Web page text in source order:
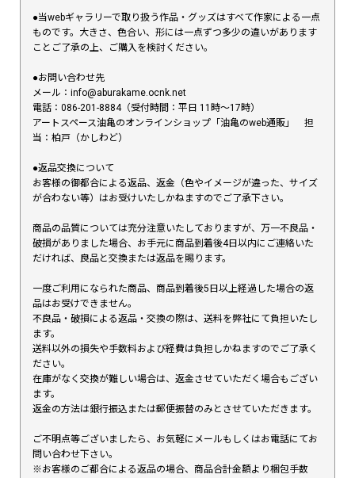
●当webギャラリーで取り扱う作品・グッズはすべて作家による一点
ものです。大きさ、色合い、形には一点ずつ多少の違いがあります
ことご了承の上、ご購入を検討ください。
●お問い合わせ先
メール：info@aburakame.ocnk.net
電話：086-201-8884（受付時間：平日 11時〜17時）
アートスペース油亀のオンラインショップ「油亀のweb通販」 担
当：柏戸（かしわど）
●返品交換について
お客様の御都合による返品、返金（色やイメージが違った、サイズ
が合わない等）はお受けいたしかねますのでご了承下さい。
商品の品質については充分注意いたしておりますが、万一不良品・
破損がありました場合、お手元に商品到着後4日以内にご連絡いた
だければ、良品と交換または返品を賜ります。
一度ご利用になられた商品、商品到着後5日以上経過した場合の返
品はお受けできません。
不良品・破損による返品・交換の際は、送料を弊社にて負担いたし
ます。
送料以外の損失や手数料および経費は負担しかねますのでご了承く
ださい。
在庫がなく交換が難しい場合は、返金させていただく場合もござい
ます。
返金の方法は銀行振込または郵便振替のみとさせていただきます。
ご不明点等ございましたら、お気軽にメールもしくはお電話にてお
問い合わせ下さい。
※お客様のご都合による返品の場合、商品合計金額より梱包手数